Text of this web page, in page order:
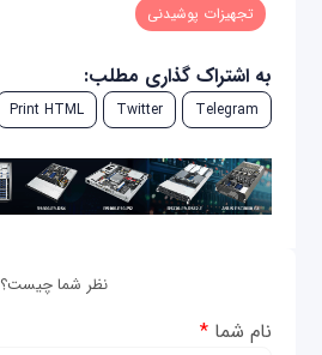
تجهیزات پوشیدنی
به اشتراک گذاری مطلب:
Telegram
Twitter
Print HTML
نظر شما چیست؟
نام شما*